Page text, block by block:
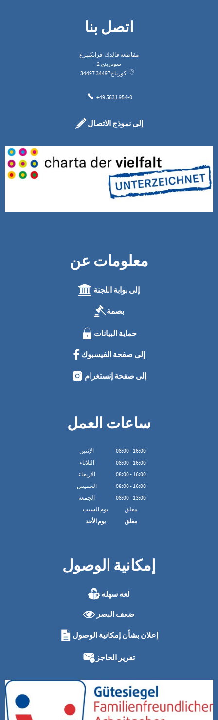
اتصل بنا
مقاطعة فالدك-فرانكنبرغ
سودرينج 2
34497
كورباخ34497
+49 5631 954-0
إلى نموذج الاتصال
معلومات عن
إلى بوابة اللجنة
بصمة
حماية البيانات
إلى صفحة الفيسبوك
إلى صفحة إنستغرام
ساعات العمل
الإثنين 08:00- 16:00
الثلاثاء
08:00- 16:00
الأربعاء
08:00- 16:00
الخميس
08:00- 16:00
الجمعة
08:00- 13:00
يوم السبت
مغلق
يوم الأحد
مغلق
إمكانية الوصول
لغة سهلة
ضعف البصر
إعلان بشأن إمكانية الوصول
تقرير الحاجز